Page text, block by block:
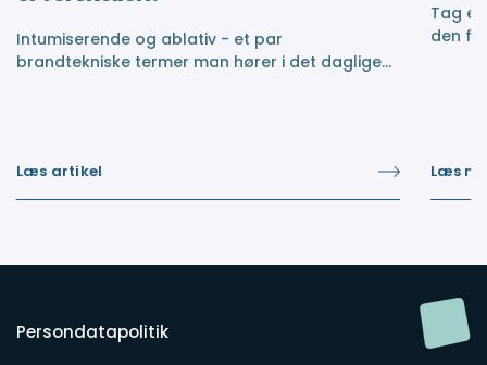
Intumiserende og ablativ - et par
brandtekniske termer man hører i det daglige
Læs artikel
Tag et
den
Læs
Persondatapolitik